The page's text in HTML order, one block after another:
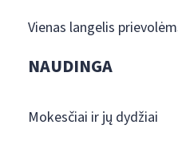
Vienas langelis
NAUDINGA
Mokesčiai ir jų dydžiai